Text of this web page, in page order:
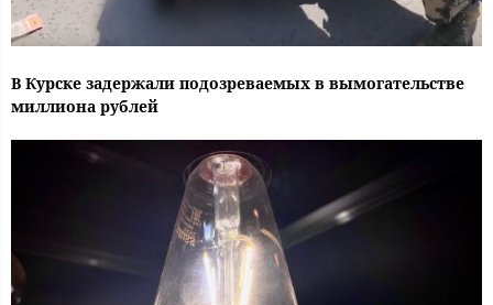
В Курске задержали подозреваемых в вымогательстве
миллиона рублей